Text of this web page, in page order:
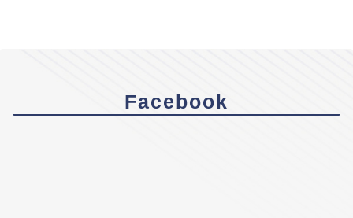
Facebook